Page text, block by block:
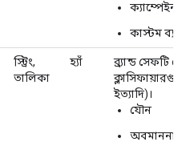
ক্যাম্পেইন
কাস্টম
স্ট্রিং,
তালিকা
হ্যাঁ
ব্র্যান্ড সেফটি
ইত্যাদি)।
যৌন